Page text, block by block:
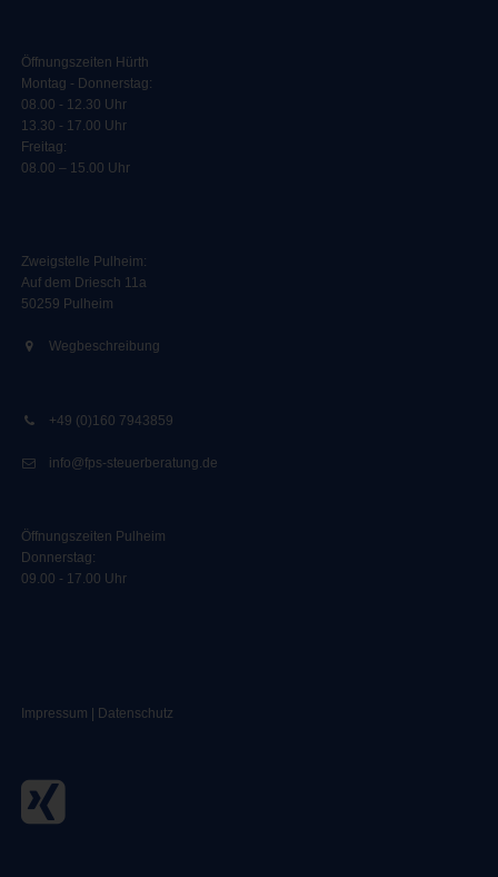
Öffnungszeiten Hürth
Montag - Donnerstag:
08.00 - 12.30 Uhr
13.30 - 17.00 Uhr
Freitag:
08.00 – 15.00 Uhr
Zweigstelle Pulheim:
Auf dem Driesch 11a
50259 Pulheim
Wegbeschreibung
+49 (0)160 7943859
info@fps-steuerberatung.de
Öffnungszeiten Pulheim
Donnerstag:
09.00 - 17.00 Uhr
Impressum Datenschutz